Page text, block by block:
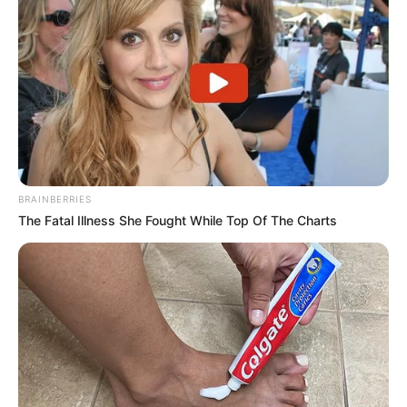
Je crois que Catherine est capable de
beaucoup de choses. C’est une femme qui n’a
pas peur d’aller jusqu’au bout. Mais sa valeur
première reste la famille. Et dans ce qui va
arriver par la suite, ce n’est d’ailleurs pas
Catherine qui va être la pire.
Donc je ne pense pas qu’elle soit capable d’aller
jusque là. Catherine a une valeur famille qui est
très forte, et c’est d’ailleurs là qu’est sa
faiblesse. Elle n’est pas méchante juste pour le
plaisir d’être méchante, elle l’est pour ce qu’elle
pense être le bien-être de ses enfants.
On voit aussi que Laurine ne veut pas rentrer
dans son jeu et empêcher le mariage. Est-ce
que va aussi créer des tensions entre elle et
BRAINBERRIES
The Fatal Illness She Fought While Top Of The Charts